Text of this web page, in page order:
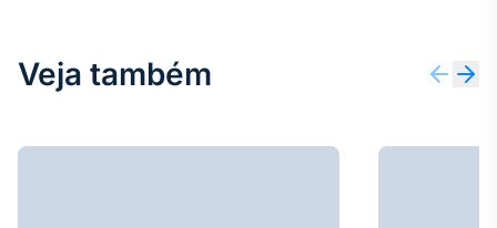
Veja também